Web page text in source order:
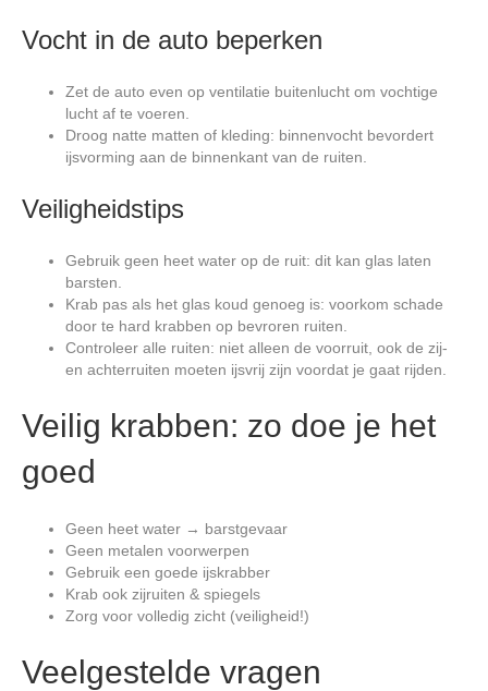
Vocht in de auto beperken
Zet de auto even op ventilatie buitenlucht om vochtige
lucht af te voeren.
Droog natte matten of kleding: binnenvocht bevordert
ijsvorming aan de binnenkant van de ruiten.
Veiligheidstips
Gebruik geen heet water op de ruit: dit kan glas laten
barsten.
Krab pas als het glas koud genoeg is: voorkom schade
door te hard krabben op bevroren ruiten.
Controleer alle ruiten: niet alleen de voorruit, ook de zij-
en achterruiten moeten ijsvrij zijn voordat je gaat rijden.
Veilig krabben: zo doe je het
goed
Geen heet water → barstgevaar
Geen metalen voorwerpen
Gebruik een goede ijskrabber
Krab ook zijruiten & spiegels
Zorg voor volledig zicht (veiligheid!)
Veelgestelde vragen